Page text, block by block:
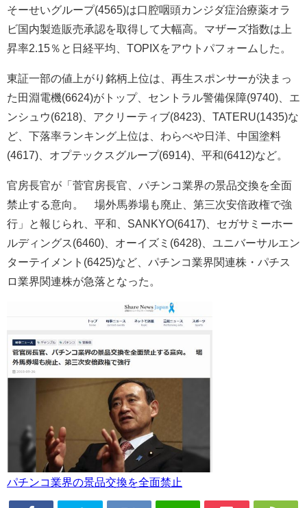
そーせいグループ(4565)は口腔咽頭カンジダ症治療薬オラ
ビ国内製造販売承認を取得して大幅高。マザーズ指数は上
昇率2.15％と日経平均、TOPIXをアウトパフォームした。
東証一部の値上がり銘柄上位は、再生スポンサーが決まっ
た田淵電機(6624)がトップ、セントラル警備保障(9740)、エ
ンシュウ(6218)、アクリーティブ(8423)、TATERU(1435)な
ど、下落率ランキング上位は、わらべや日洋、中国塗料
(4617)、オプテックスグループ(6914)、平和(6412)など。
官房長官が「菅官房長官、パチンコ業界の景品交換を全面
禁止する意向。 場外馬券場も廃止、第三次安倍政権で強
行」と報じられ、平和、SANKYO(6417)、セガサミーホー
ルディングス(6460)、オーイズミ(6428)、ユニバーサルエン
ターテイメント(6425)など、パチンコ業界関連株・パチス
ロ業界関連株が急落となった。
パチンコ業界の景品交換を全面禁止